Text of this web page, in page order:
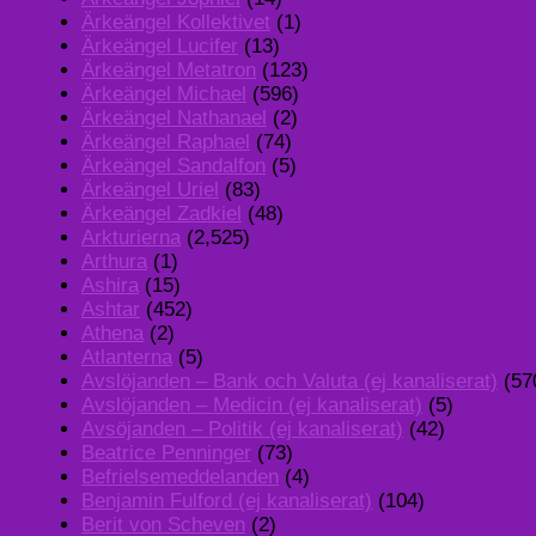
Ärkeängel Kollektivet (1)
Ärkeängel Lucifer (13)
Ärkeängel Metatron (123)
Ärkeängel Michael (596)
Ärkeängel Nathanael (2)
Ärkeängel Raphael (74)
Ärkeängel Sandalfon (5)
Ärkeängel Uriel (83)
Ärkeängel Zadkiel (48)
Arkturierna (2,525)
Arthura (1)
Ashira (15)
Ashtar (452)
Athena (2)
Atlanterna (5)
Avslöjanden – Bank och Valuta (ej kanaliserat)
Avslöjanden – Medicin (ej kanaliserat) (5)
Avsöjanden – Politik (ej kanaliserat) (42)
Beatrice Penninger (73)
Befrielsemeddelanden (4)
Benjamin Fulford (ej kanaliserat) (104)
Berit von Scheven (2)